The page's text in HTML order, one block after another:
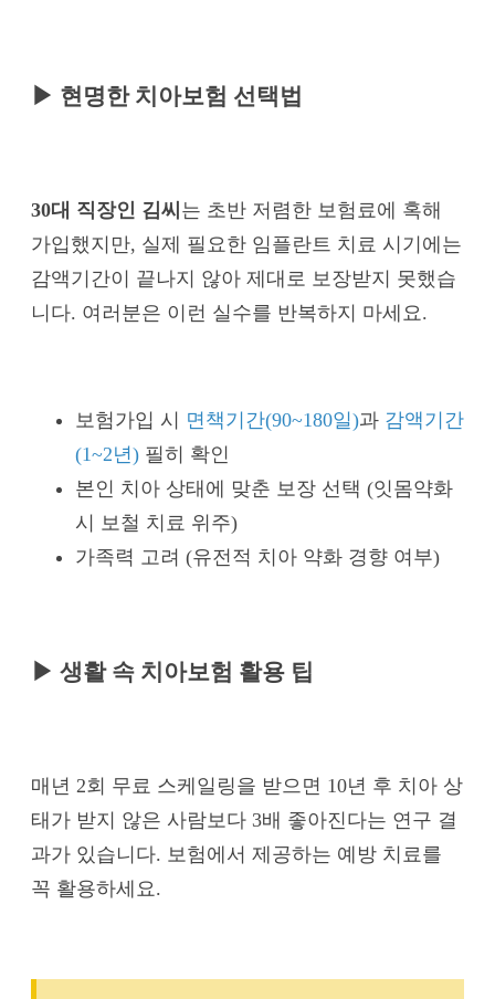
▶ 현명한 치아보험 선택법
30대 직장인 김씨 는 초반 저렴한 보험료에 혹해
가입했지만, 실제 필요한 임플란트 치료 시기에는
감액기간이 끝나지 않아 제대로 보장받지 못했습
니다. 여러분은 이런 실수를 반복하지 마세요.
보험가입 시 면책기간(90~180일)과 감액기간
(1~2년) 필히 확인
본인 치아 상태에 맞춘 보장 선택 (잇몸약화
시 보철 치료 위주)
가족력 고려 (유전적 치아 약화 경향 여부)
▶ 생활 속 치아보험 활용 팁
매년 2회 무료 스케일링을 받으면 10년 후 치아 상
태가 받지 않은 사람보다 3배 좋아진다는 연구 결
과가 있습니다. 보험에서 제공하는 예방 치료를
꼭 활용하세요.